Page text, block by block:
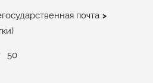
почта
50